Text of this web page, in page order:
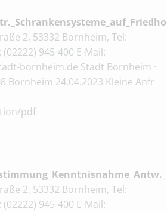
2, 53332 Bornheim, Tel:
945-400 E-Mail:
bornheim.de Stadt Bornheim ·
Bornheim 24.04.2023 Kleine Anfr
pdf
2, 53332 Bornheim, Tel:
945-400 E-Mail: